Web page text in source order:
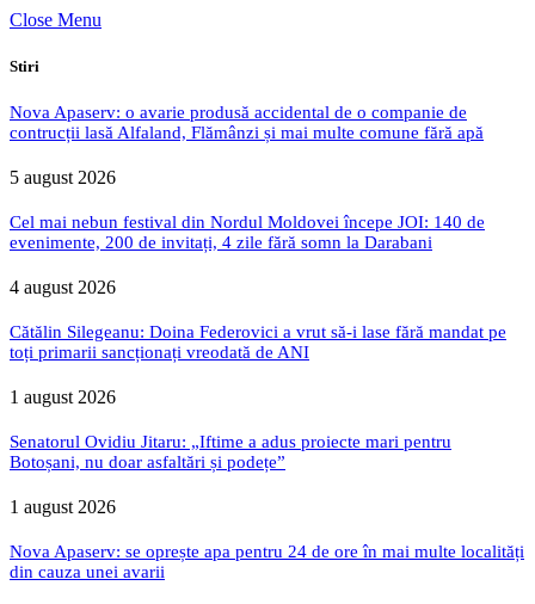
Close Menu
Stiri
Nova Apaserv: o avarie produsă accidental de o companie de
contrucții lasă Alfaland, Flămânzi și mai multe comune fără apă
5 august 2026
Cel mai nebun festival din Nordul Moldovei începe JOI: 140 de
evenimente, 200 de invitați, 4 zile fără somn la Darabani
4 august 2026
Cătălin Silegeanu: Doina Federovici a vrut să-i lase fără mandat pe
toți primarii sancționați vreodată de ANI
1 august 2026
Senatorul Ovidiu Jitaru: „Iftime a adus proiecte mari pentru
Botoșani, nu doar asfaltări și podețe”
1 august 2026
Nova Apaserv: se oprește apa pentru 24 de ore în mai multe localități
din cauza unei avarii